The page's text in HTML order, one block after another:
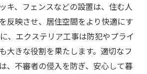
キ、フェンスなどの設置は、住む人
反映させ、居住空間をより快適にす
、エクステリア工事は防犯やプライ
大きな役割を果たします。適切なフ
、不審者の侵入を防ぎ、安心して暮